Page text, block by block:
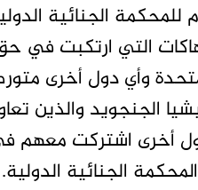
الجنائية
التي ارتكبت في
المتحدة وأي دول أخرى
الجنجويد والذين
دول أخرى اشتركت
الجنائية الدولية.